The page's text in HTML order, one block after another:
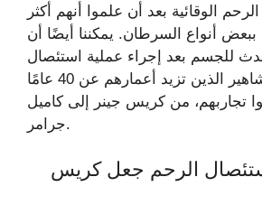
الوقائية بعد أن علموا أنهم أكثر
أنواع السرطان. يمكننا أيضًا أن
للجسم بعد إجراء عملية استئصال
الرحم من المشاهير الذين تزيد أعمارهم عن 40 عامًا
تجاربهم، من كريس جينر إلى كاميل
جرامر.
الرحم جعل كريس